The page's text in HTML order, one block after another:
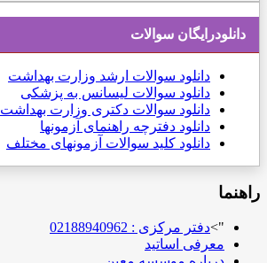
دانلودرایگان سوالات
دانلود سوالات ارشد وزارت بهداشت
دانلود سوالات لیسانس به پزشکی
دانلود سوالات دکتری وزارت بهداشت
دانلود دفترچه راهنمای آزمونها
دانلود کلید سوالات آزمونهای مختلف
راهنما
">دفتر مرکزی : 02188940962
معرفی اساتید